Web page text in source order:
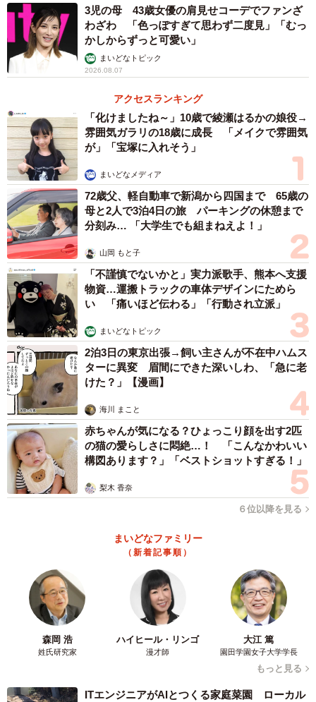
3児の母 43歳女優の肩見せコーデでファンざ
わざわ 「色っぽすぎて思わず二度見」「むっ
かしからずっと可愛い」
まいどなトピック
2026.08.07
アクセスランキング
「化けましたね～」10歳で綾瀬はるかの娘役→
雰囲気ガラリの18歳に成長 「メイクで雰囲気
が」「宝塚に入れそう」
まいどなメディア
72歳父、軽自動車で新潟から四国まで 65歳の
母と2人で3泊4日の旅 パーキングの休憩まで
分刻み… 「大学生でも組まねえよ！」
山岡 もと子
「不謹慎でないかと」実力派歌手、熊本へ支援
物資…運搬トラックの車体デザインにためら
い 「痛いほど伝わる」「行動され立派」
まいどなトピック
2泊3日の東京出張→飼い主さんが不在中ハムス
ターに異変 眉間にできた深いしわ、「急に老
けた？」【漫画】
海川 まこと
赤ちゃんが気になる？ひょっこり顔を出す2匹
の猫の愛らしさに悶絶…！ 「こんなかわいい
構図あります？」「ベストショットすぎる！」
梨木 香奈
６位以降を見る
まいどなファミリー
（新着記事順）
森岡 浩
姓氏研究家
ハイヒール・リンゴ
漫才師
大江 篤
園田学園女子大学学長
もっと見る
ITエンジニアがAIとつくる家庭菜園 ローカル